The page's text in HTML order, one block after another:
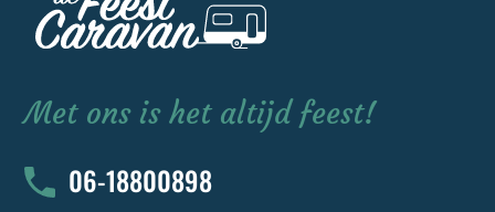
Met ons is het altijd feest!
06-18800898